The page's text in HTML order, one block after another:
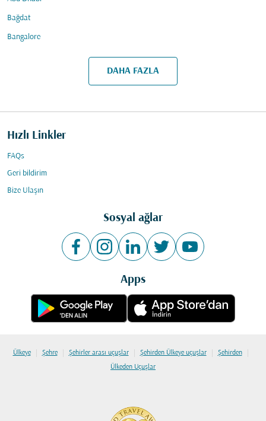
Bağdat
Bangalore
DAHA FAZLA
Hızlı Linkler
FAQs
Geri bildirim
Bize Ulaşın
Sosyal ağlar
Apps
Ülkeye | Şehre | Şehirler arası uçuşlar | Şehirden Ülkeye uçuşlar | Şehirden |
Ülkeden Uçuşlar